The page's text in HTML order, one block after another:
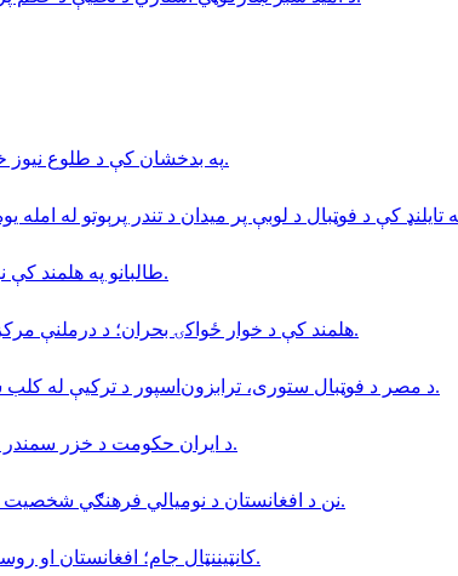
په بدخشان كې د طلوع نيوز خبريال د طالبانو له لوري نيول شوى.
طالبانو په هلمند كې نږدې ۱۶ ټنه قاچاقي درمل سوځولي.
هلمند كې د خوار ځواكۍ بحران؛ د درملنې مركزونه د ناروغانو له ګڼې ګوڼې ډک دي.
د مصر د فوټبال ستوری، ترابزون‌اسپور د ترکیې له کلب سره د یوځای کېدو په درشل کې دی.
د ایران حکومت د خزر سمندر د کنوانسیون لایحه پارلمان ته لېږلې.
نن د افغانستان د نوميالي فرهنګي شخصيت استاد عبداللّه عاطفي پنځم تلين دى.
کانټیننټال جام؛ افغانستان او روسیې لوبه ۳-۳ مساوي پای ته ورسوله.